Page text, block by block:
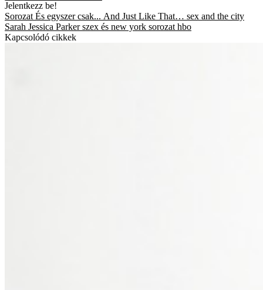
Jelentkezz be!
Sorozat És egyszer csak... And Just Like That… sex and the city
Sarah Jessica Parker szex és new york sorozat hbo
Kapcsolódó cikkek